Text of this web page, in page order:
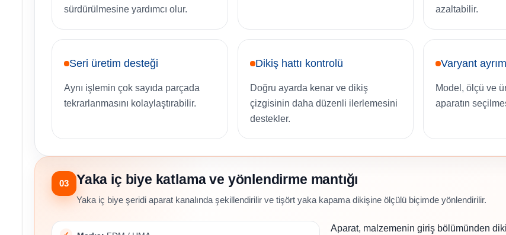
sürdürülmesine yardımcı olur.
azaltabilir.
Seri üretim desteği
Aynı işlemin çok sayıda parçada
tekrarlanmasını kolaylaştırabilir.
Dikiş hattı kontrolü
Doğru ayarda kenar ve dikiş
çizgisinin daha düzenli ilerlemesini
destekler.
Varyant
Model, ölçü ve
aparatın
03 Yaka iç biye katlama ve yönlendirme mantığı
Yaka iç biye şeridi aparat kanalında şekillendirilir ve tişört yaka kapama dikişine ölçülü biçimde yönlendirilir.
Aparat, malzemenin giriş bölümünden